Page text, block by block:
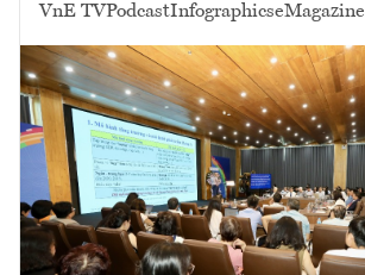
VnE TVPodcastInfographicseMagazine